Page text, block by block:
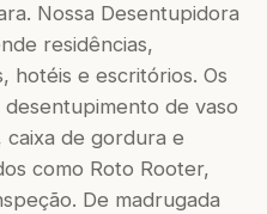
Nossa Desentupidora
residências,
hotéis e escritórios. Os
de vaso
caixa de gordura e
como Roto Rooter,
De madrugada